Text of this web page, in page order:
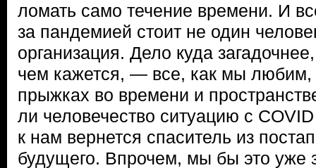
ломать само течение времени. И
за пандемией стоит не один
организация. Дело куда
чем кажется, — все, как мы любим,
прыжках во времени и
ли человечество ситуацию с
к нам вернется спаситель из
будущего. Впрочем, мы бы это уже